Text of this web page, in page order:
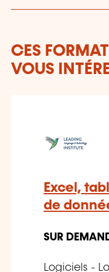
CES
VOUS
Excel,
de
SUR
Logiciels -